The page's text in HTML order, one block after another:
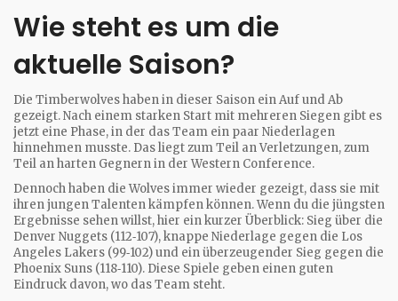
Wie steht es um die
aktuelle Saison?
Die Timberwolves haben in dieser Saison ein Auf und Ab
gezeigt. Nach einem starken Start mit mehreren Siegen gibt es
jetzt eine Phase, in der das Team ein paar Niederlagen
hinnehmen musste. Das liegt zum Teil an Verletzungen, zum
Teil an harten Gegnern in der Western Conference.
Dennoch haben die Wolves immer wieder gezeigt, dass sie mit
ihren jungen Talenten kämpfen können. Wenn du die jüngsten
Ergebnisse sehen willst, hier ein kurzer Überblick: Sieg über die
Denver Nuggets (112‑107), knappe Niederlage gegen die Los
Angeles Lakers (99‑102) und ein überzeugender Sieg gegen die
Phoenix Suns (118‑110). Diese Spiele geben einen guten
Eindruck davon, wo das Team steht.